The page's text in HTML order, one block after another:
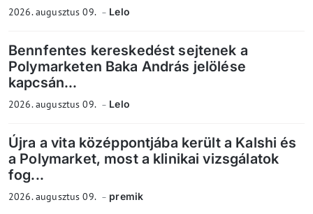
2026. augusztus 09. Lelo
Bennfentes kereskedést sejtenek a
Polymarketen Baka András jelölése
kapcsán...
2026. augusztus 09. Lelo
Újra a vita középpontjába került a Kalshi és
a Polymarket, most a klinikai vizsgálatok
fog...
2026. augusztus 09. premik